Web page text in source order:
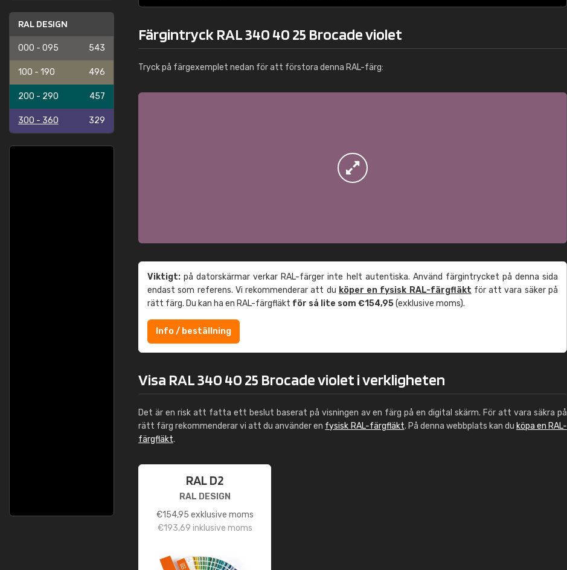
RAL DESIGN
000 - 095 543
100 - 190 496
200 - 290 457
300 - 360 329
Färgintryck RAL 340 40 25 Brocade violet
Tryck på färgexemplet nedan för att förstora denna RAL-färg:
Viktigt: på datorskärmar verkar RAL-färger inte helt autentiska. Använd färgintrycket på denna sida
endast som referens. Vi rekommenderar att du köper en fysisk RAL-färgfläkt för att vara säker på
rätt färg. Du kan ha en RAL-färgfläkt för så lite som €154,95(exklusive moms).
Info / beställning
Visa RAL 340 40 25 Brocade violet i verkligheten
Det är en risk att fatta ett beslut baserat på visningen av en färg på en digital skärm. För att vara säkra på
rätt färg rekommenderar vi att du använder en fysisk RAL-färgfläkt. På denna webbplats kan du köpa en RAL-
färgfläkt.
RAL D2
RAL DESIGN
€154,95 exklusive moms
€193,69 inklusive moms
Leinster Home and